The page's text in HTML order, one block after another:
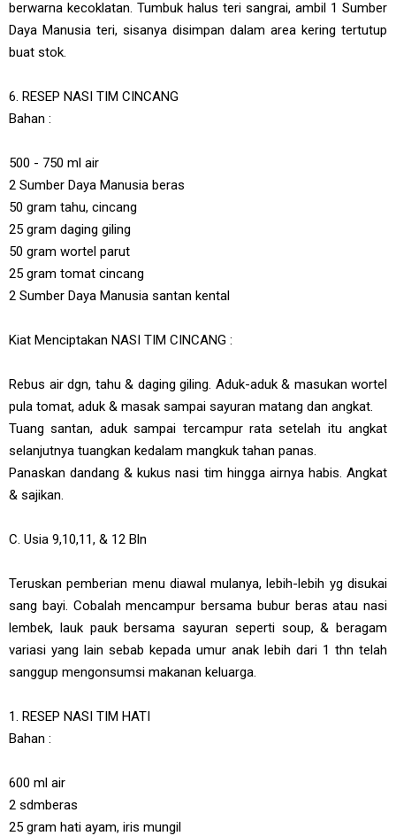
berwarna kecoklatan. Tumbuk halus teri sangrai, ambil 1 Sumber
Daya Manusia teri, sisanya disimpan dalam area kering tertutup
buat stok.
6. RESEP NASI TIM CINCANG
Bahan :
500 - 750 ml air
2 Sumber Daya Manusia beras
50 gram tahu, cincang
25 gram daging giling
50 gram wortel parut
25 gram tomat cincang
2 Sumber Daya Manusia santan kental
Kiat Menciptakan NASI TIM CINCANG :
Rebus air dgn, tahu & daging giling. Aduk-aduk & masukan wortel
pula tomat, aduk & masak sampai sayuran matang dan angkat.
Tuang santan, aduk sampai tercampur rata setelah itu angkat
selanjutnya tuangkan kedalam mangkuk tahan panas.
Panaskan dandang & kukus nasi tim hingga airnya habis. Angkat
& sajikan.
C. Usia 9,10,11, & 12 Bln
Teruskan pemberian menu diawal mulanya, lebih-lebih yg disukai
sang bayi. Cobalah mencampur bersama bubur beras atau nasi
lembek, lauk pauk bersama sayuran seperti soup, & beragam
variasi yang lain sebab kepada umur anak lebih dari 1 thn telah
sanggup mengonsumsi makanan keluarga.
1. RESEP NASI TIM HATI
Bahan :
600 ml air
2 sdmberas
25 gram hati ayam, iris mungil